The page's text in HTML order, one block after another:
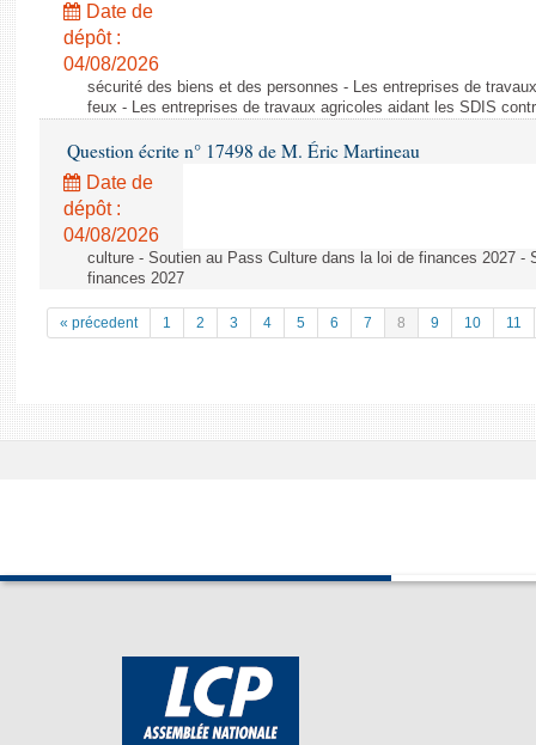
Date de
dépôt :
04/08/2026
sécurité des biens et des personnes - Les entreprises de
feux - Les entreprises de travaux agricoles aidant les SDIS
Question écrite n° 17498 de M. Éric Martineau
Date de
dépôt :
04/08/2026
culture - Soutien au Pass Culture dans la loi de finances 2027 -
finances 2027
« précedent 1 2 3 4 5 6 7 8 9 10 11